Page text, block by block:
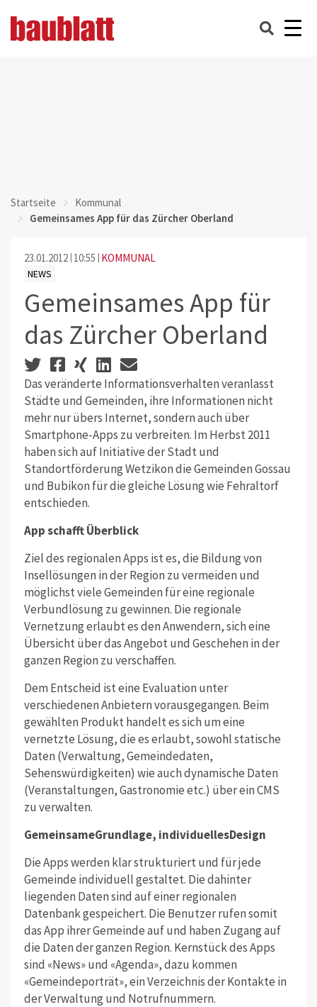
Startseite
Kommunal
Gemeinsames App für das Zürcher Oberland
23.01.2012 10:55 KOMMUNAL
NEWS
Gemeinsames App für
das Zürcher Oberland
Das veränderte Informationsverhalten veranlasst
Städte und Gemeinden, ihre Informationen nicht
mehr nur übers Internet, sondern auch über
Smartphone-Apps zu verbreiten. Im Herbst 2011
haben sich auf Initiative der Stadt und
Standortförderung Wetzikon die Gemeinden Gossau
und Bubikon für die gleiche Lösung wie Fehraltorf
entschieden.
App schafft Überblick
Ziel des regionalen Apps ist es, die Bildung von
Insellösungen in der Region zu vermeiden und
möglichst viele Gemeinden für eine regionale
Verbundlösung zu gewinnen. Die regionale
Vernetzung erlaubt es den Anwendern, sich eine
Übersicht über das Angebot und Geschehen in der
ganzen Region zu verschaffen.
Dem Entscheid ist eine Evaluation unter
verschiedenen Anbietern vorausgegangen. Beim
gewählten Produkt handelt es sich um eine
vernetzte Lösung, die es erlaubt, sowohl statische
Daten (Verwaltung, Gemeindedaten,
Sehenswürdigkeiten) wie auch dynamische Daten
(Veranstaltungen, Gastronomie etc.) über ein CMS
zu verwalten.
GemeinsameGrundlage, individuellesDesign
Die Apps werden klar strukturiert und für jede
Gemeinde individuell gestaltet. Die dahinter
liegenden Daten sind auf einer regionalen
Datenbank gespeichert. Die Benutzer rufen somit
das App ihrer Gemeinde auf und haben Zugang auf
die Daten der ganzen Region. Kernstück des Apps
sind «News» und «Agenda», dazu kommen
«Gemeindeporträt», ein Verzeichnis der Kontakte in
der Verwaltung und Notrufnummern.